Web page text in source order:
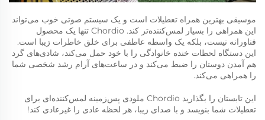
موسیقی بهترین همراه تعطیلات است و یک سیستم صوتی خوب می‌تواند
این همراهی را بسیار لمس‌کننده‌تر کند. Chordio تنها یک محصول
فناورانه نیست، بلکه یک واسطه عاطفی برای خلق خاطرات زیبا است.
این دستگاه لحظات خنده خانوادگی را با خود حمل می‌کند، شادی‌های گرد
هم آمدن دوستان را ضبط می‌کند و در ساعت‌های آرام رشد شخصی شما
را همراهی می‌کند.
این تابستان را بگذارید Chordio ملودی پس‌زمینه لمس‌کننده‌ای برای
تعطیلات شما بنویسد و با صدای زیبا، هر لحظه عادی را غیرعادی کند!